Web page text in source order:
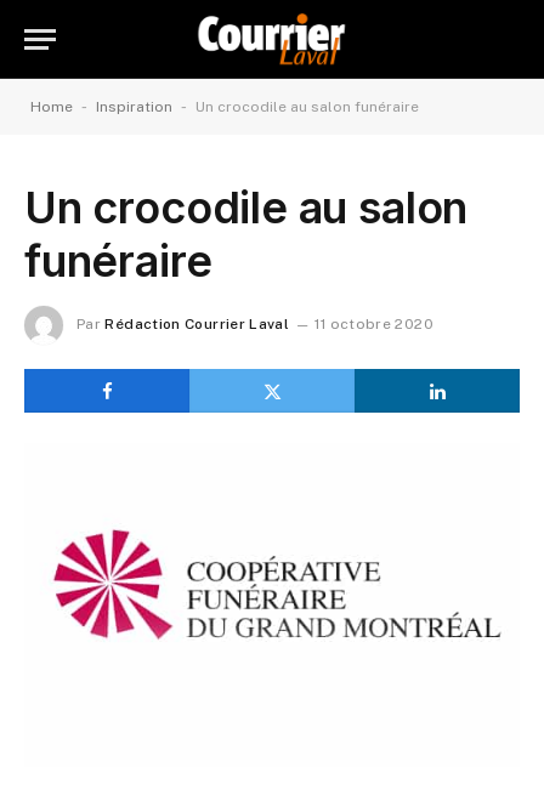
Home - Inspiration - Un crocodile au salon funéraire
Un crocodile au salon
funéraire
Par Rédaction Courrier Laval 11 octobre 2020